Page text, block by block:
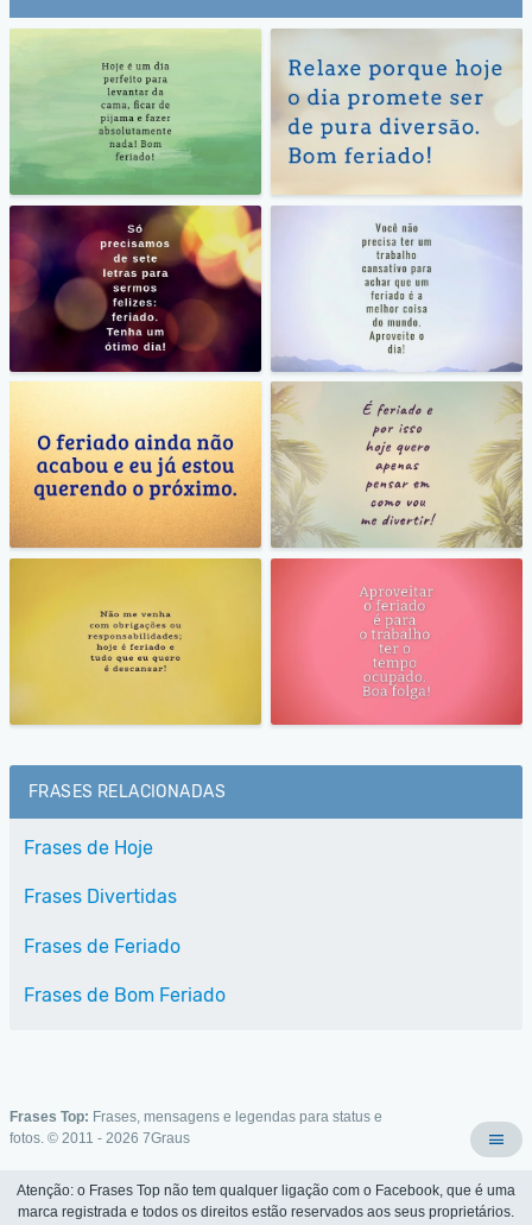
FRASES RELACIONADAS
Frases de Hoje
Frases Divertidas
Frases de Feriado
Frases de Bom Feriado
Frases Top: Frases, mensagens e legendas para status e
fotos. © 2011 - 2026 7Graus
Atenção: o Frases Top não tem qualquer ligação com o Facebook, que é uma
marca registrada e todos os direitos estão reservados aos seus proprietários.